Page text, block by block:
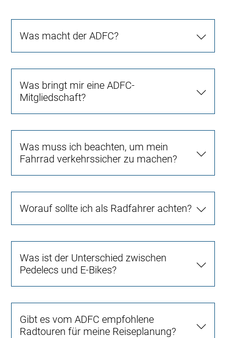
Was macht der ADFC?
Was bringt mir eine ADFC-
Mitgliedschaft?
Was muss ich beachten, um mein
Fahrrad verkehrssicher zu machen?
Worauf sollte ich als Radfahrer achten?
Was ist der Unterschied zwischen
Pedelecs und E-Bikes?
Gibt es vom ADFC empfohlene
Radtouren für meine Reiseplanung?